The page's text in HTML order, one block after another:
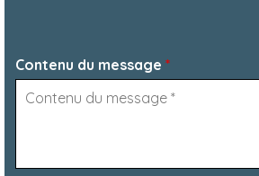
Contenu du message *